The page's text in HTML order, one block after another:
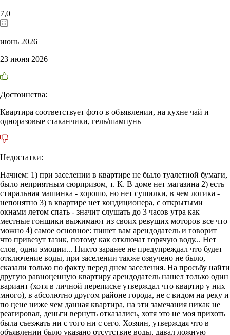
7,0
июнь 2026
23 июня 2026
Достоинства:
Квартира соответствует фото в объявлении, на кухне чай и
одноразовые стаканчики, гель/шампунь
Недостатки:
Начнем: 1) при заселении в квартире не было туалетной бумаги,
было неприятным сюрпризом, т. К. В доме нет магазина 2) есть
стиральная машинка - хорошо, но нет сушилки, в чем логика -
непонятно 3) в квартире нет кондиционера, с открытыми
окнами летом спать - значит слушать до 3 часов утра как
местные гонщики выжимают из своих ревущих моторов все что
можно 4) самое основное: пишет вам арендодатель и говорит
что привезут тазик, потому как отключат горячую воду... Нет
слов, одни эмоции... Никто заранее не предупреждал что будет
отключение воды, при заселении также озвучено не было,
сказали только по факту перед днем заселения. На просьбу найти
другую равноценную квартиру арендодатель нашел только один
вариант (хотя в личной переписке утверждал что квартир у них
много), в абсолютно другом районе города, не с видом на реку и
по цене ниже чем данная квартира, на эти замечания никак не
реагировал, деньги вернуть отказались, хотя это не моя прихоть
была съезжать ни с того ни с сего. Хозяин, утверждая что в
объявлении было указано отсутствие воды, давал ложную